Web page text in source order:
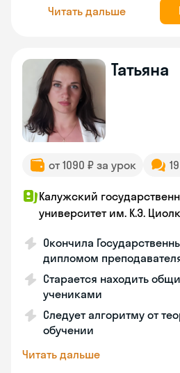
Читать дальше
Татьяна
от 1090 ₽ за урок
Калужский
университет им. К.Э.
Окончила
дипломом
Старается находить
учениками
Следует алгоритму от
обучении
Читать дальше